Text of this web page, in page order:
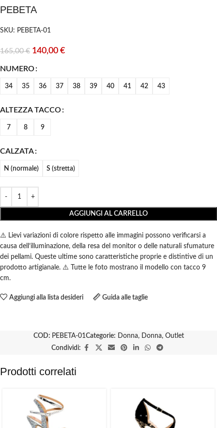
PEBETA
SKU: PEBETA-01
165,00€ 140,00 €
NUMERO
34 35 36 37 38 39 40 41 42 43
ALTEZZA TACCO
7 8 9
CALZATA
N (normale) S (stretta)
AGGIUNGI AL CARRELLO
⚠️ Lievi variazioni di colore rispetto alle immagini possono verificarsi a
causa dell’illuminazione, della resa del monitor o delle naturali sfumature
dei pellami. Queste ultime sono caratteristiche proprie e distintive di un
prodotto artigianale. ⚠️ Tutte le foto mostrano il modello con tacco 9
cm.
Aggiungi alla lista desideri Guida alle taglie
COD: PEBETA-01Categorie: Donna, Donna, Outlet
Condividi:
Prodotti correlati